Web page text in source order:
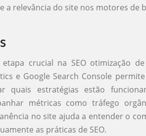
a relevância do site nos motores de
crucial na SEO otimização
e Google Search Console
quais estratégias estão
métricas como tráfego
no site ajuda a entender o
as práticas de SEO.